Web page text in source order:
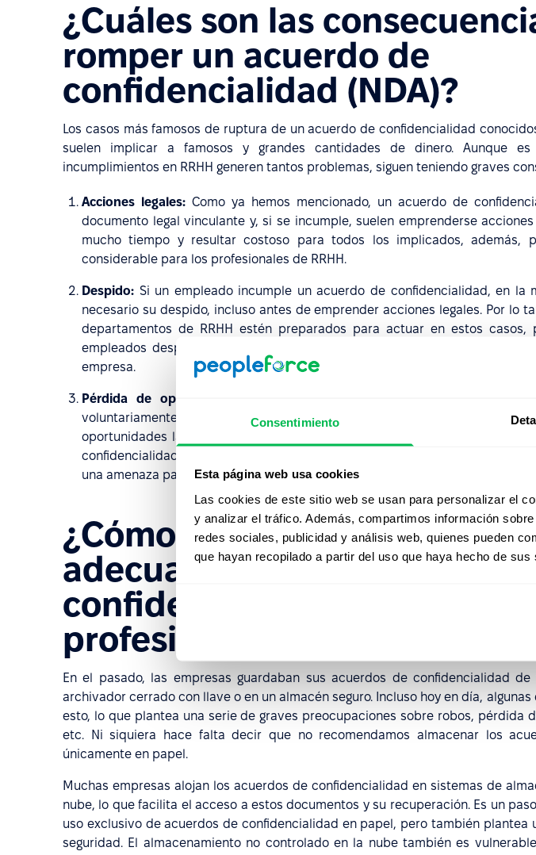
Consentimiento
Esta página web usa cookies
Las cookies de este sitio web se usan para personalizar el
y analizar el tráfico. Además, compartimos información
redes sociales, publicidad y análisis web, quienes pueden
que hayan recopilado a partir del uso que haya hecho de sus
¿Cuáles son las
romper un acuerdo de
confidencialidad (NDA)?
Los casos más famosos de ruptura de un acuerdo de confidencialidad
suelen implicar a famosos y grandes cantidades de dinero. Aunque
incumplimientos en RRHH generen tantos problemas, siguen teniendo graves
Acciones legales:Como ya hemos mencionado, un acuerdo de
documento legal vinculante y, si se incumple, suelen emprenderse
mucho tiempo y resultar costoso para todos los implicados, además,
considerable para los profesionales de RRHH.
Despido: Si un empleado incumple un acuerdo de confidencialidad, en la
necesario su despido, incluso antes de emprender acciones legales. Por lo
departamentos de RRHH estén preparados para actuar en estos casos,
empleados despedidos se les retire inmediatamente el acceso a los
empresa.
Pérdida de oportunidades:
voluntariamente un acuerdo de confidencialidad, su reputación puede sufrir
oportunidades laborales se verán limitadas. En cuanto a las empresas, si
confidencialidad, su reputación entre los clientes y otras partes interesadas
una amenaza para su prosperidad.
¿Cómo almacenan/protegen
adecuadamente los
confidencialidad (NDA) los
profesionales de RRHH?
En el pasado, las empresas guardaban sus acuerdos de confidencialidad
archivador cerrado con llave o en un almacén seguro. Incluso hoy en día,
esto, lo que plantea una serie de graves preocupaciones sobre robos, pérdida
etc. Ni siquiera hace falta decir que no recomendamos almacenar los
únicamente en papel.
Muchas empresas alojan los acuerdos de confidencialidad en sistemas de
nube, lo que facilita el acceso a estos documentos y su recuperación. Es un
uso exclusivo de acuerdos de confidencialidad en papel, pero también plantea
seguridad. El almacenamiento no controlado en la nube también es